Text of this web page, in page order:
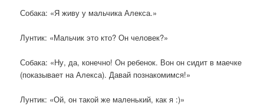
Собака: «Я живу у мальчика Алекса.»
Лунтик: «Мальчик это кто? Он человек?»
Собака: «Ну, да, конечно! Он ребенок. Вон он сидит в маечке
(показывает на Алекса). Давай познакомимся!»
Лунтик: «Ой, он такой же маленький, как я :)»